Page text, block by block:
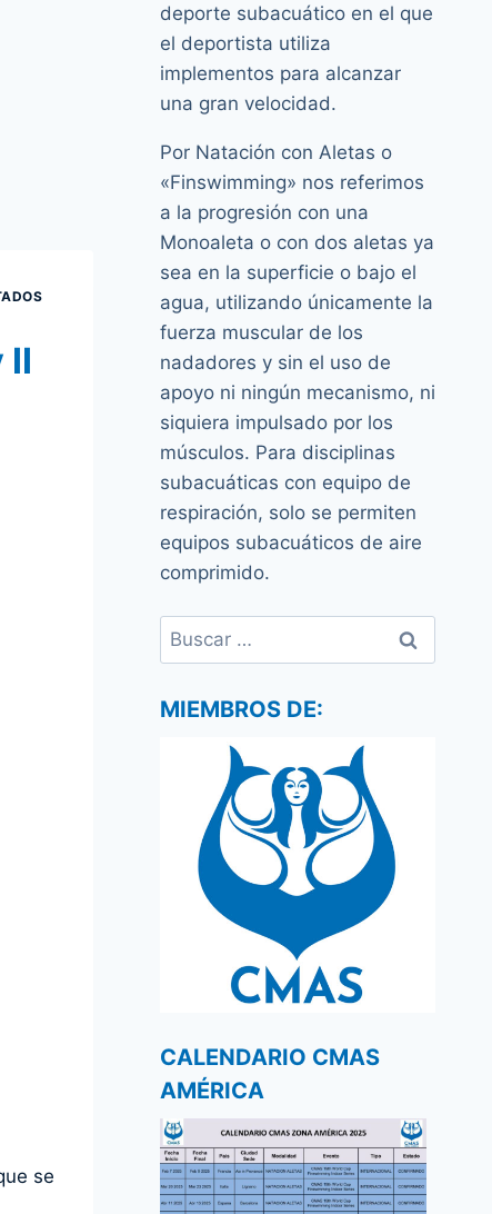
II
se
deporte subacuático en el que
el deportista utiliza
implementos para alcanzar
una gran velocidad.
Por Natación con Aletas o
«Finswimming» nos referimos
a la progresión con una
Monoaleta o con dos aletas ya
sea en la superficie o bajo el
agua, utilizando únicamente la
fuerza muscular de los
nadadores y sin el uso de
apoyo ni ningún mecanismo, ni
siquiera impulsado por los
músculos. Para disciplinas
subacuáticas con equipo de
respiración, solo se permiten
equipos subacuáticos de aire
comprimido.
Buscar:
MIEMBROS DE:
CALENDARIO CMAS
AMÉRICA